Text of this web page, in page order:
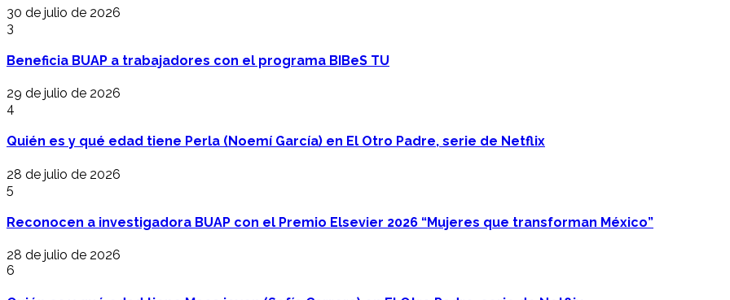
30 de julio de 2026
3
Beneficia BUAP a trabajadores con el programa BIBeS TU
29 de julio de 2026
4
Quién es y qué edad tiene Perla (Noemí García) en El Otro Padre, serie de Netflix
28 de julio de 2026
5
Reconocen a investigadora BUAP con el Premio Elsevier 2026 “Mujeres que transforman México”
28 de julio de 2026
6